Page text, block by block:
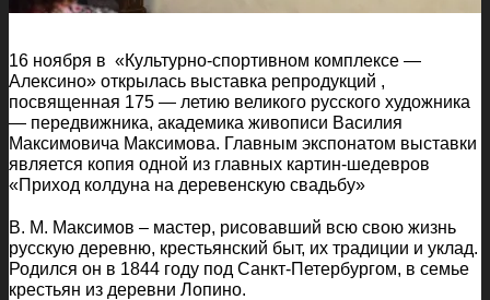
16 ноября в «Культурно-спортивном комплексе —
Алексино» открылась выставка репродукций ,
посвященная 175 — летию великого русского художника
— передвижника, академика живописи Василия
Максимовича Максимова. Главным экспонатом выставки
является копия одной из главных картин-шедевров
«Приход колдуна на деревенскую свадьбу»
В. М. Максимов – мастер, рисовавший всю свою жизнь
русскую деревню, крестьянский быт, их традиции и уклад.
Родился он в 1844 году под Санкт-Петербургом, в семье
крестьян из деревни Лопино.